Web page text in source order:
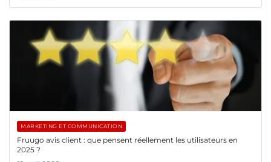
MARKETING ET COMMUNICATION
Fruugo avis client : que pensent réellement les utilisateurs en
2025 ?